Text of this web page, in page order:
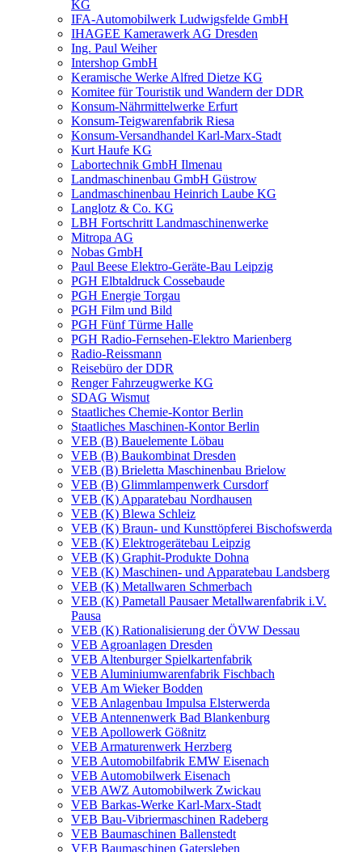
KG
IFA-Automobilwerk Ludwigsfelde GmbH
IHAGEE Kamerawerk AG Dresden
Ing. Paul Weiher
Intershop GmbH
Keramische Werke Alfred Dietze KG
Komitee für Touristik und Wandern der DDR
Konsum-Nährmittelwerke Erfurt
Konsum-Teigwarenfabrik Riesa
Konsum-Versandhandel Karl-Marx-Stadt
Kurt Haufe KG
Labortechnik GmbH Ilmenau
Landmaschinenbau GmbH Güstrow
Landmaschinenbau Heinrich Laube KG
Langlotz & Co. KG
LBH Fortschritt Landmaschinenwerke
Mitropa AG
Nobas GmbH
Paul Beese Elektro-Geräte-Bau Leipzig
PGH Elbtaldruck Cossebaude
PGH Energie Torgau
PGH Film und Bild
PGH Fünf Türme Halle
PGH Radio-Fernsehen-Elektro Marienberg
Radio-Reissmann
Reisebüro der DDR
Renger Fahrzeugwerke KG
SDAG Wismut
Staatliches Chemie-Kontor Berlin
Staatliches Maschinen-Kontor Berlin
VEB (B) Bauelemente Löbau
VEB (B) Baukombinat Dresden
VEB (B) Brieletta Maschinenbau Brielow
VEB (B) Glimmlampenwerk Cursdorf
VEB (K) Apparatebau Nordhausen
VEB (K) Blewa Schleiz
VEB (K) Braun- und Kunsttöpferei Bischofswerda
VEB (K) Elektrogerätebau Leipzig
VEB (K) Graphit-Produkte Dohna
VEB (K) Maschinen- und Apparatebau Landsberg
VEB (K) Metallwaren Schmerbach
VEB (K) Pametall Pausaer Metallwarenfabrik i.V.
Pausa
VEB (K) Rationalisierung der ÖVW Dessau
VEB Agroanlagen Dresden
VEB Altenburger Spielkartenfabrik
VEB Aluminiumwarenfabrik Fischbach
VEB Am Wieker Bodden
VEB Anlagenbau Impulsa Elsterwerda
VEB Antennenwerk Bad Blankenburg
VEB Apollowerk Gößnitz
VEB Armaturenwerk Herzberg
VEB Automobilfabrik EMW Eisenach
VEB Automobilwerk Eisenach
VEB AWZ Automobilwerk Zwickau
VEB Barkas-Werke Karl-Marx-Stadt
VEB Bau-Vibriermaschinen Radeberg
VEB Baumaschinen Ballenstedt
VEB Baumaschinen Gatersleben